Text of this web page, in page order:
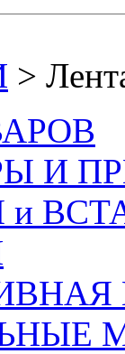
>
И